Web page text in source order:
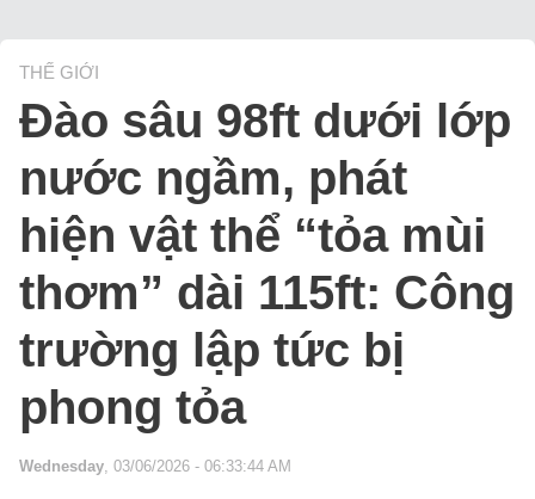
THẾ GIỚI
Đào sâu 98ft dưới lớp
nước ngầm, phát
hiện vật thể “tỏa mùi
thơm” dài 115ft: Công
trường lập tức bị
phong tỏa
Wednesday, 03/06/2026 - 06:33:44 AM